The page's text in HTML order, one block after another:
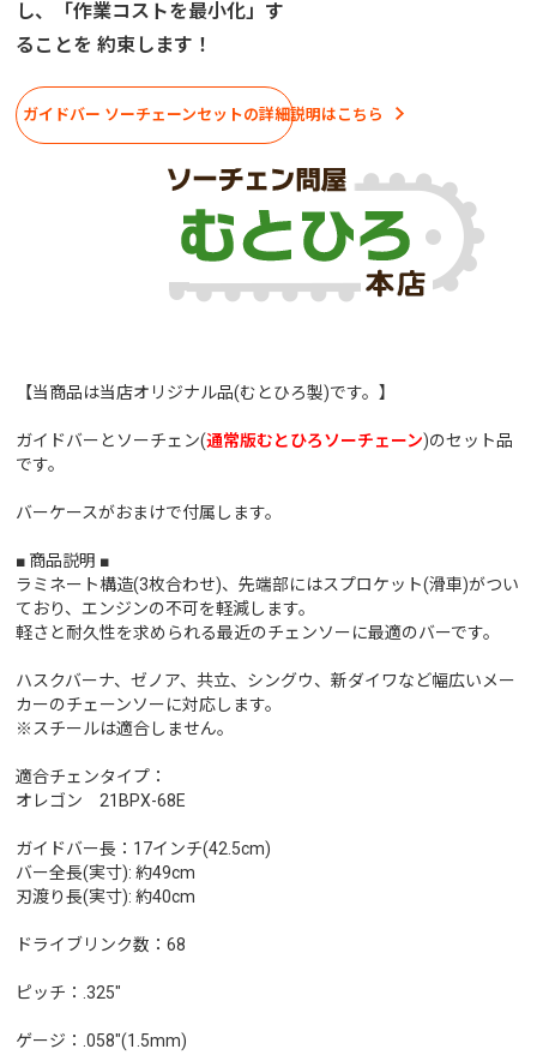
し、「作業コストを最小化」す
ることを 約束します！
ガイドバー ソーチェーンセットの詳細説明はこちら
【当商品は当店オリジナル品(むとひろ製)です。】
ガイドバーとソーチェン(通常版むとひろソーチェーン)のセット品
です。
バーケースがおまけで付属します。
■ 商品説明 ■
ラミネート構造(3枚合わせ)、先端部にはスプロケット(滑車)がつい
ており、エンジンの不可を軽減します。
軽さと耐久性を求められる最近のチェンソーに最適のバーです。
ハスクバーナ、ゼノア、共立、シングウ、新ダイワなど幅広いメー
カーのチェーンソーに対応します。
※スチールは適合しません。
適合チェンタイプ：
オレゴン 21BPX-68E
ガイドバー長：17インチ(42.5cm)
バー全長(実寸): 約49cm
刃渡り長(実寸): 約40cm
ドライブリンク数：68
ピッチ：.325"
ゲージ：.058"(1.5mm)